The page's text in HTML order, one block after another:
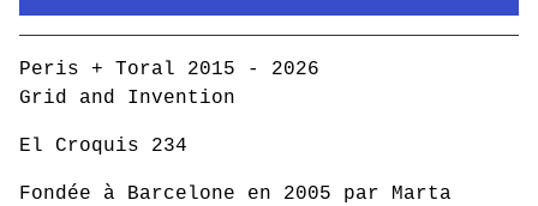
Mon panier / Go to cart
Peris + Toral 2015 - 2026
Grid and Invention
El Croquis 234
Fondée à Barcelone en 2005 par Marta